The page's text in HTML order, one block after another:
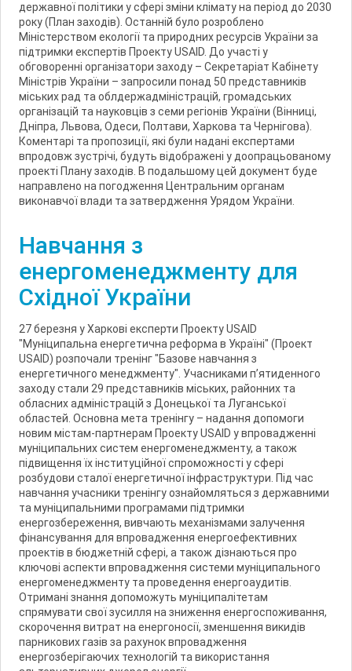
державної політики у сфері зміни клімату на період до 2030
року (План заходів). Останній було розроблено
Міністерством екології та природних ресурсів України за
підтримки експертів Проекту USAID. До участі у
обговоренні організатори заходу – Секретаріат Кабінету
Міністрів України – запросили понад 50 представників
міських рад та облдержадміністрацій, громадських
організацій та науковців з семи регіонів України (Вінниці,
Дніпра, Львова, Одеси, Полтави, Харкова та Чернігова).
Коментарі та пропозиції, які були надані експертами
впродовж зустрічі, будуть відображені у доопрацьованому
проекті Плану заходів. В подальшому цей документ буде
направлено на погодження Центральним органам
виконавчої влади та затвердження Урядом України.
Навчання з
енергоменеджменту для
Східної України
27 березня у Харкові експерти Проекту USAID
"Муніципальна енергетична реформа в Україні" (Проект
USAID) розпочали тренінг "Базове навчання з
енергетичного менеджменту". Учасниками п’ятиденного
заходу стали 29 представників міських, районних та
обласних адміністрацій з Донецької та Луганської
областей. Основна мета тренінгу – надання допомоги
новим містам-партнерам Проекту USAID у впровадженні
муніципальних систем енергоменеджменту, а також
підвищення їх інституційної спроможності у сфері
розбудови сталої енергетичної інфраструктури. Під час
навчання учасники тренінгу ознайомляться з державними
та муніципальними програмами підтримки
енергозбереження, вивчають механізмами залучення
фінансування для впровадження енергоефективних
проектів в бюджетній сфері, а також дізнаються про
ключові аспекти впровадження системи муніципального
енергоменеджменту та проведення енергоаудитів.
Отримані знання допоможуть муніципалітетам
спрямувати свої зусилля на зниження енергоспоживання,
скорочення витрат на енергоносії, зменшення викидів
парникових газів за рахунок впровадження
енергозберігаючих технологій та використання